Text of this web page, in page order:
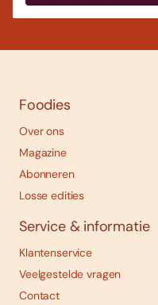
Foodies
Over ons
Magazine
Abonneren
Losse edities
Service & informatie
Klantenservice
Veelgestelde vragen
Contact